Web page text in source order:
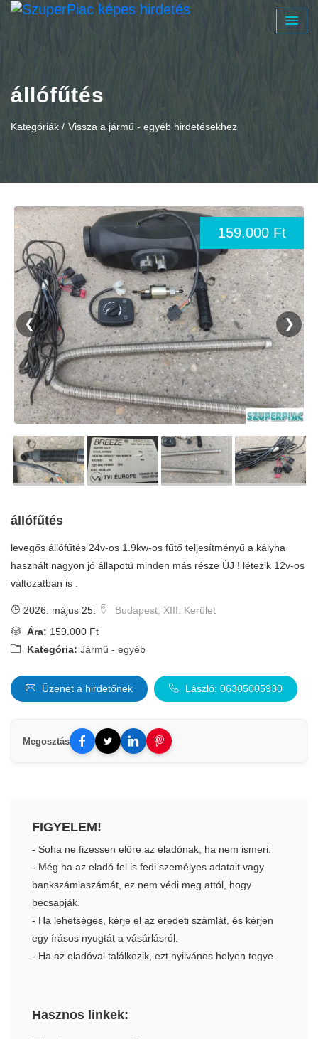
állófűtés
Kategóriák / Vissza a jármű - egyéb hirdetésekhez
159.000 Ft
❮ ❯
állófűtés
levegős állófűtés 24v-os 1.9kw-os fűtő teljesítményű a kályha
használt nagyon jó állapotú minden más része ÚJ ! létezik 12v-os
változatban is .
2026. május 25.
Budapest, XIII. Kerület
Ára: 159.000 Ft
Kategória: Jármű - egyéb
Üzenet a hirdetőnek László: 06305005930
Megosztás
FIGYELEM!
- Soha ne fizessen előre az eladónak, ha nem ismeri.
- Még ha az eladó fel is fedi személyes adatait vagy
bankszámlaszámát, ez nem védi meg attól, hogy
becsapják.
- Ha lehetséges, kérje el az eredeti számlát, és kérjen
egy írásos nyugtát a vásárlásról.
- Ha az eladóval találkozik, ezt nyilvános helyen tegye.
Hasznos linkek: